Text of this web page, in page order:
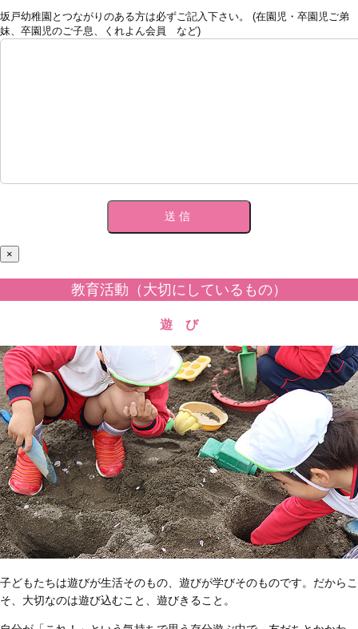
坂戸幼稚園とつながりのある方は必ずご記入下さい。 (在園児・卒園児ご弟
妹、卒園児のご子息、くれよん会員 など)
×
教育活動（大切にしているもの）
遊 び
子どもたちは遊びが生活そのもの、遊びが学びそのものです。だからこ
そ、大切なのは遊び込むこと、遊びきること。